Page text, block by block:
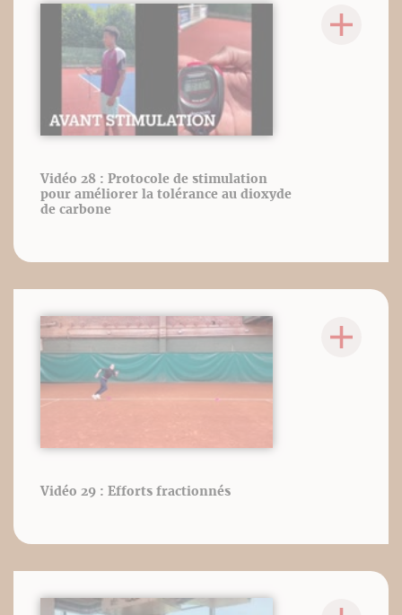
Vidéo 28 : Protocole de stimulation
pour améliorer la tolérance au dioxyde
de carbone
Vidéo 29 : Efforts fractionnés